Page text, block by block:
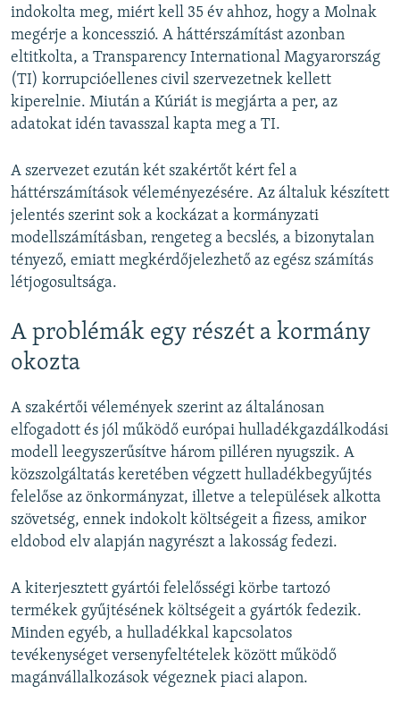
indokolta meg, miért kell 35 év ahhoz, hogy a Molnak
megérje a koncesszió. A háttérszámítást azonban
eltitkolta, a Transparency International Magyarország
(TI) korrupcióellenes civil szervezetnek kellett
kiperelnie. Miután a Kúriát is megjárta a per, az
adatokat idén tavasszal kapta meg a TI.
A szervezet ezután két szakértőt kért fel a
háttérszámítások véleményezésére. Az általuk készített
jelentés szerint sok a kockázat a kormányzati
modellszámításban, rengeteg a becslés, a bizonytalan
tényező, emiatt megkérdőjelezhető az egész számítás
létjogosultsága.
A problémák egy részét a kormány
okozta
A szakértői vélemények szerint az általánosan
elfogadott és jól működő európai hulladékgazdálkodási
modell leegyszerűsítve három pilléren nyugszik. A
közszolgáltatás keretében végzett hulladékbegyűjtés
felelőse az önkormányzat, illetve a települések alkotta
szövetség, ennek indokolt költségeit a fizess, amikor
eldobod elv alapján nagyrészt a lakosság fedezi.
A kiterjesztett gyártói felelősségi körbe tartozó
termékek gyűjtésének költségeit a gyártók fedezik.
Minden egyéb, a hulladékkal kapcsolatos
tevékenységet versenyfeltételek között működő
magánvállalkozások végeznek piaci alapon.